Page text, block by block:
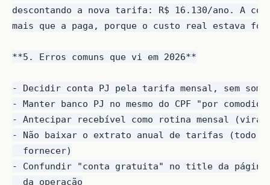
descontando a nova tarifa: R$ 16.130/ano. A
mais que a paga, porque o custo real estava
**5. Erros comuns que vi em 2026**
- Decidir conta PJ pela tarifa mensal, sem somar
- Manter banco PJ no mesmo do CPF "por
- Antecipar recebível como rotina mensal (vira
- Não baixar o extrato anual de tarifas (todo
  fornecer)
- Confundir "conta gratuita" no title da página
  da operação